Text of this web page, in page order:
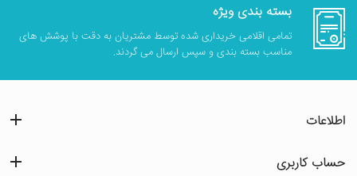
بسته بندی ویژه
تمامی اقلامی خریداری شده توسط مشتریان به دقت با پوشش های
مناسب بسته بندی و سپس ارسال می گردند.
اطلاعات
حساب کاربری